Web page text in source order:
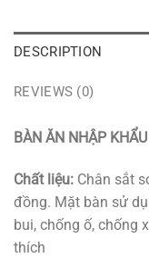
DESCRIPTION
REVIEWS (0)
BÀN ĂN NHẬP
Chất liệu: Chân sắt
đồng. Mặt bàn sử
bui, chống ố, chống
thích